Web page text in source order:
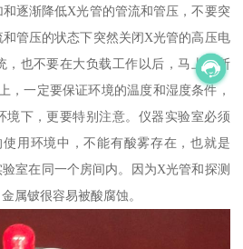
逐渐降低X光管的管流和管压，不要突
管压的状态下突然关闭X光管的高压电
，也不要在大负载工作以后，马上关断
，一定要保证环境的温度和湿度条件，
境下，更要特别注意。仪器实验室必须
用环境中，不能有酸雾存在，也就是
室在同一个房间内。因为X光管和探测
属铍很容易被酸腐蚀。